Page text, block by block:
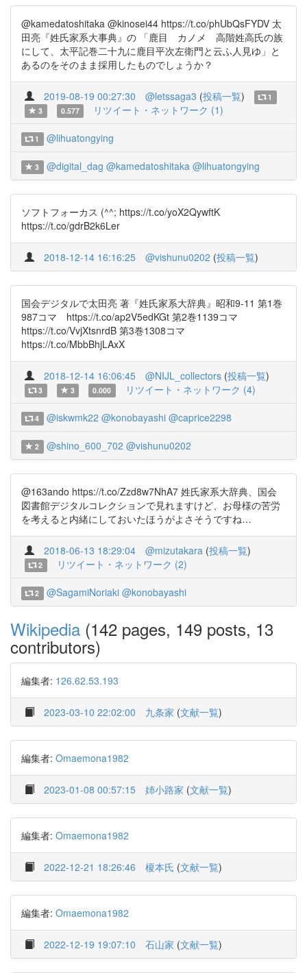
@kamedatoshitaka @kinosei44 https://t.co/phUbQsFYDV 太
田亮『姓氏家系大事典』の 「鹿目 カノメ 高階姓高氏の族
にして、太平記巻二十九に鹿目平次左衛門と云ふ人見ゆ」と
あるのをそのまま採用したものでしょうか？
2019-08-19 00:27:30 @letssaga3 (投稿一覧)
1
3
0.577 リツイート・ネットワーク (1)
1 @lihuatongying
3 @digital_dag @kamedatoshitaka @lihuatongying
ソフトフォーカス (^^; https://t.co/yoX2QywftK
https://t.co/gdrB2k6Ler
2018-12-14 16:16:25 @vishunu0202 (投稿一覧)
国会デジタルで太田亮 著『姓氏家系大辞典』昭和9-11 第1巻
987コマ https://t.co/ap2V5edKGt 第2巻1139コマ
https://t.co/VvjXtsnrdB 第3巻1308コマ
https://t.co/MbbBhjLAxX
2018-12-14 16:06:45 @NIJL_collectors (投稿一覧)
3 3 0.000 リツイート・ネットワーク (4)
4 @iskwmk22 @konobayashi @caprice2298
2 @shino_600_702 @vishunu0202
@163ando https://t.co/Zzd8w7NhA7 姓氏家系大辞典、国会
図書館デジタルコレクションで見れますけど、お母様の苦労
を考えると内緒にしておいたほうがよさそうですね…
2018-06-13 18:29:04 @mizutakara (投稿一覧)
2 リツイート・ネットワーク (2)
2 @SagamiNoriaki @konobayashi
Wikipedia (142 pages, 149 posts, 13
contributors)
編集者: 126.62.53.193
2023-03-10 22:02:00 九条家 (文献一覧)
編集者: Omaemona1982
2023-01-08 00:57:15 姉小路家 (文献一覧)
編集者: Omaemona1982
2022-12-21 18:26:46 榎本氏 (文献一覧)
編集者: Omaemona1982
2022-12-19 19:07:10 石山家 (文献一覧)